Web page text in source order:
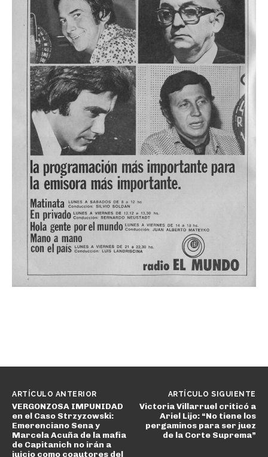
ARTÍCULO ANTERIOR
VERGONZOSA IMPUNIDAD
en el Caso Strzyzowski:
Emerenciano Sena y
Marcela Acuña de la mafia
de Capitanich no irán a
juicio como coautores del
ARTÍCULO SIGUIENTE
Victoria Villarruel criticó a
Ariel Lijo: “No tiene los
pergaminos para ser juez
de la Corte Suprema”